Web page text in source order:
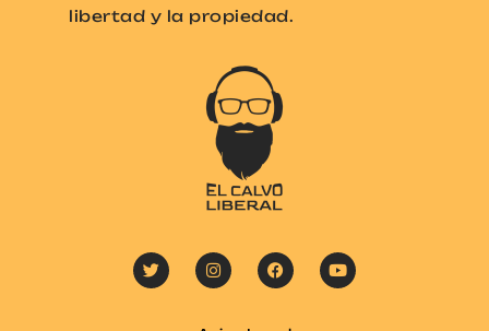
libertad y la propiedad.